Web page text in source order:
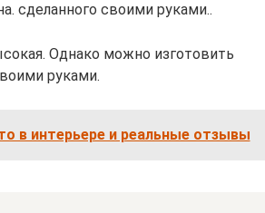
сделанного своими руками..
Однако можно изготовить
руками.
в интерьере и реальные отзывы